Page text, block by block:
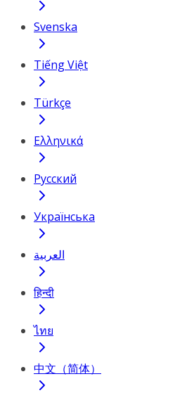
Svenska
Tiếng Việt
Türkçe
Ελληνικά
Русский
Українська
العربية
हिन्दी
ไทย
中文（简体）